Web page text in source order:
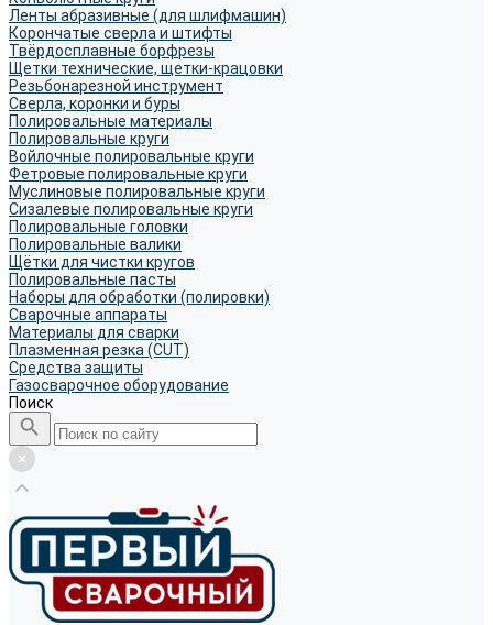
Ленты абразивные (для шлифмашин)
Корончатые сверла и штифты
Твёрдосплавные борфрезы
Щетки технические, щетки-крацовки
Резьбонарезной инструмент
Сверла, коронки и буры
Полировальные материалы
Полировальные круги
Войлочные полировальные круги
Фетровые полировальные круги
Муслиновые полировальные круги
Cизалевые полировальные круги
Полировальные головки
Полировальные валики
Щётки для чистки кругов
Полировальные пасты
Наборы для обработки (полировки)
Сварочные аппараты
Материалы для сварки
Плазменная резка (CUT)
Средства защиты
Газосварочное оборудование
Поиск